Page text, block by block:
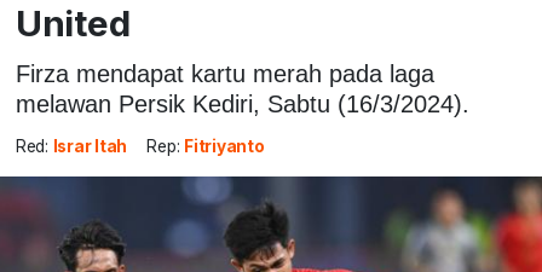
United
Firza mendapat kartu merah pada laga
melawan Persik Kediri, Sabtu (16/3/2024).
Red: Israr Itah Rep: Fitriyanto